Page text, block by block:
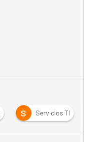
S Servicios TI